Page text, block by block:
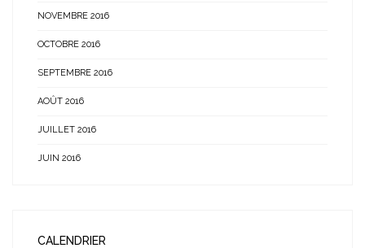
NOVEMBRE 2016
OCTOBRE 2016
SEPTEMBRE 2016
AOÛT 2016
JUILLET 2016
JUIN 2016
CALENDRIER